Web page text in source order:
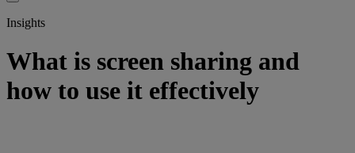
Insights
What is screen sharing and
how to use it effectively